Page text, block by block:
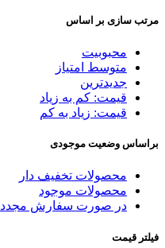
مرتب سازی بر اساس
محبوبیت
متوسط امتیاز
جدیدترین
قیمت: کم به زیاد
قیمت: زیاد به کم
براساس وضعیت موجودی
محصولات تخفیف دار
محصولات موجود
در صورت سفارش مجدد
فیلتر قیمت